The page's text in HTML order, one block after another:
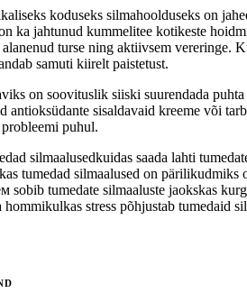
koduseks silmahoolduseks on
ka jahtunud kummelitee kotikeste
turse ning aktiivsem vereringe.
samuti kiirelt paistetust.
on soovituslik siiski suurendada
antioksüdante sisaldavaid kreeme või
puhul.
silmaalusedkuidas saada lahti
kas tumedad silmaalused on pärilikudmiks
sobib tumedate silmaaluste jaokskas
hommikulkas stress põhjustab tumedaid